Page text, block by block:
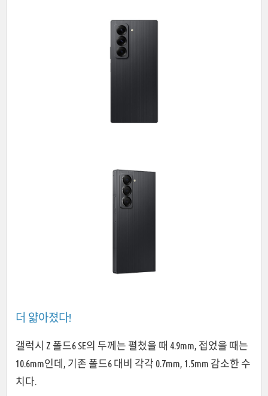
더 얇아졌다!
갤럭시 Z 폴드6 SE의 두께는 펼쳤을 때 4.9mm, 접었을 때는
10.6mm인데, 기존 폴드6 대비 각각 0.7mm, 1.5mm 감소한 수
치다.